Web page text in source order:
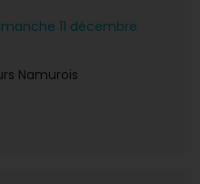
11 décembre
Namurois